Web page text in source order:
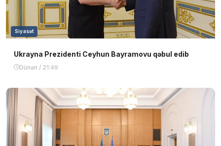
Siyasət
Ukrayna Prezidenti Ceyhun Bayramovu qəbul edib
Dünən / 21:49